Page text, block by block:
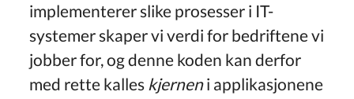
implementerer slike prosesser i IT-
systemer skaper vi verdi for bedriftene vi
jobber for, og denne koden kan derfor
med rette kalles kjerneni applikasjonene